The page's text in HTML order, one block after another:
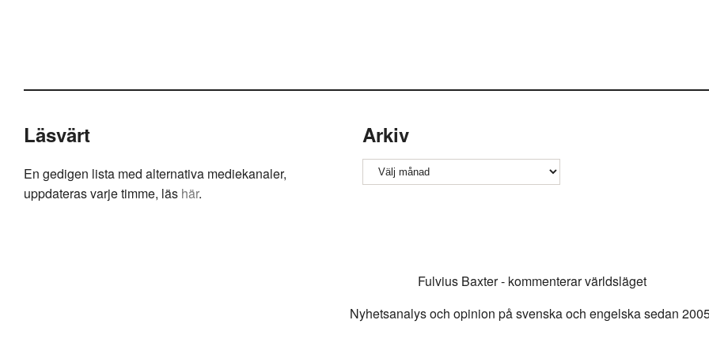
Läsvärt
En gedigen lista med alternativa mediekanaler,
uppdateras varje timme, läs här.
Arkiv
Arkiv
Fulvius Baxter - kommenterar världsläget
Nyhetsanalys och opinion på svenska och engelska sedan